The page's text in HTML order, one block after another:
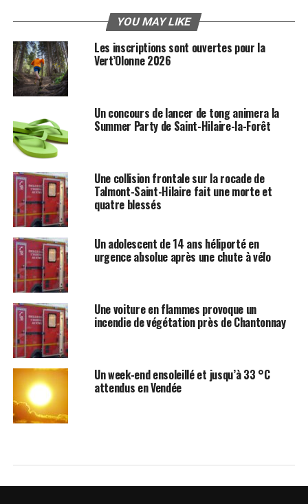
YOU MAY LIKE
Les inscriptions sont ouvertes pour la
Vert’Olonne 2026
Un concours de lancer de tong animera la
Summer Party de Saint-Hilaire-la-Forêt
Une collision frontale sur la rocade de
Talmont-Saint-Hilaire fait une morte et
quatre blessés
Un adolescent de 14 ans héliporté en
urgence absolue après une chute à vélo
Une voiture en flammes provoque un
incendie de végétation près de Chantonnay
Un week-end ensoleillé et jusqu’à 33 °C
attendus en Vendée